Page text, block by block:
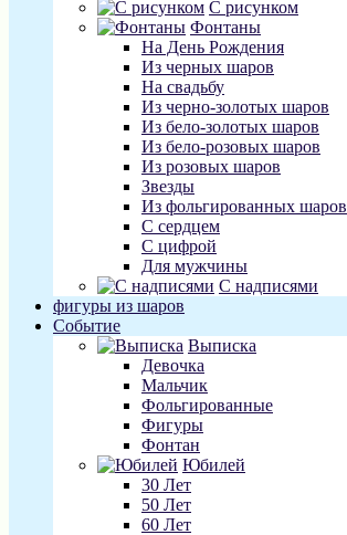
С рисунком
Фонтаны
На День Рождения
Из черных шаров
На свадьбу
Из черно-золотых шаров
Из бело-золотых шаров
Из бело-розовых шаров
Из розовых шаров
Звезды
Из фольгированных шаров
С сердцем
С цифрой
Для мужчины
С надписями
фигуры из шаров
Событие
Выписка
Девочка
Мальчик
Фольгированные
Фигуры
Фонтан
Юбилей
30 Лет
50 Лет
60 Лет